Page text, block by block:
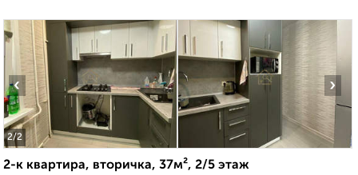
2/2
‹ ›
2-к квартира, вторичка, 37м², 2/5 этаж